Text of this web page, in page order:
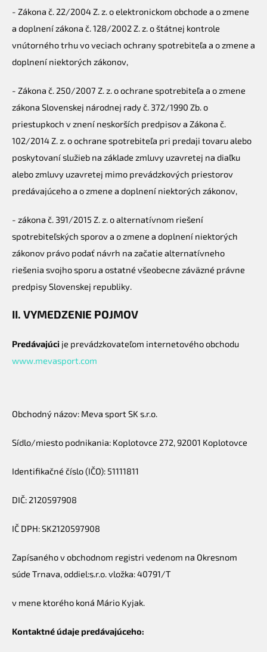
- Zákona č. 22/2004 Z. z. o elektronickom obchode a o zmene
a doplnení zákona č. 128/2002 Z. z. o štátnej kontrole
vnútorného trhu vo veciach ochrany spotrebiteľa a o zmene a
doplnení niektorých zákonov,
- Zákona č. 250/2007 Z. z. o ochrane spotrebiteľa a o zmene
zákona Slovenskej národnej rady č. 372/1990 Zb. o
priestupkoch v znení neskorších predpisov a Zákona č.
102/2014 Z. z. o ochrane spotrebiteľa pri predaji tovaru alebo
poskytovaní služieb na základe zmluvy uzavretej na diaľku
alebo zmluvy uzavretej mimo prevádzkových priestorov
predávajúceho a o zmene a doplnení niektorých zákonov,
- zákona č. 391/2015 Z. z. o alternatívnom riešení
spotrebiteľských sporov a o zmene a doplnení niektorých
zákonov právo podať návrh na začatie alternatívneho
riešenia svojho sporu a ostatné všeobecne záväzné právne
predpisy Slovenskej republiky.
II. VYMEDZENIE POJMOV
Predávajúci je prevádzkovateľom internetového obchodu
www.mevasport.com
Obchodný názov: Meva sport SK s.r.o.
Sídlo/miesto podnikania: Koplotovce 272, 92001 Koplotovce
Identifikačné číslo (IČO): 51111811
DIČ: 2120597908
IČ DPH: SK2120597908
Zapísaného v obchodnom registri vedenom na Okresnom
súde Trnava, oddiel:s.r.o. vložka: 40791/T
v mene ktorého koná Mário Kyjak.
Kontaktné údaje predávajúceho: